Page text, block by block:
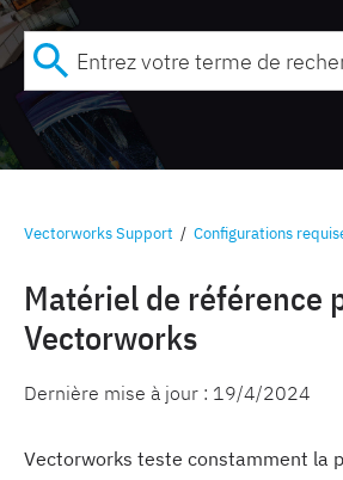
Vectorworks Support / Configurations
Matériel de référence
Vectorworks
Dernière mise à jour : 19/4/2024
Vectorworks teste constamment la